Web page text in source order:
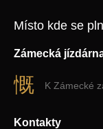
Místo kde se
Zámecká
K Zámecké
Kontakty